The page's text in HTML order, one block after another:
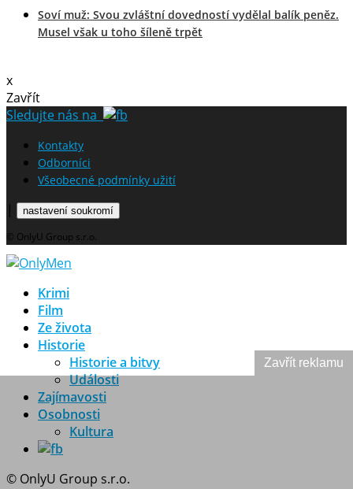
Soví muž: Svou zvláštní dovedností vydělal balík peněz.
Musel však u toho šíleně trpět
x
Zavřít
Sledujte nás na
Kontakty
Odborníci
Všeobecné podmínky užití
| nastavení soukromí
© OnlyU Group s.r.o.
Krimi
Film
Ze života
Historie
Historie a bitvy
Události
Zajímavosti
Osobnosti
Kultura
© OnlyU Group s.r.o.
Zavřít reklamu